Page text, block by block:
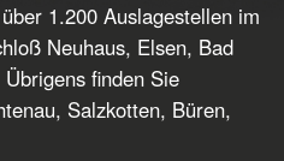
1.200 Auslagestellen im
Neuhaus, Elsen, Bad
finden Sie
Salzkotten, Büren,